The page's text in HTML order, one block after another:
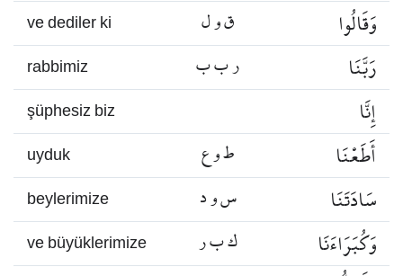
ve dediler ki ق و ل وَقَالُوا
rabbimiz ر ب ب رَبَّنَا
şüphesiz biz إِنَّا
uyduk ط و ع أَطَعْنَا
beylerimize س و د سَادَتَنَا
ve büyüklerimize ك ب ر وَكُبَرَاءَنَا